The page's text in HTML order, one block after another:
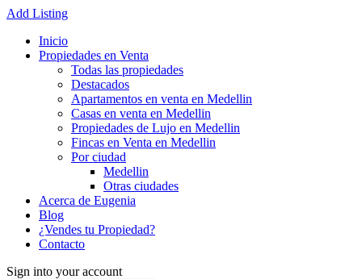
Add Listing
Inicio
Propiedades en Venta
Todas las propiedades
Destacados
Apartamentos en venta en Medellin
Casas en venta en Medellin
Propiedades de Lujo en Medellin
Fincas en Venta en Medellin
Por ciudad
Medellin
Otras ciudades
Acerca de Eugenia
Blog
¿Vendes tu Propiedad?
Contacto
Sign into your account